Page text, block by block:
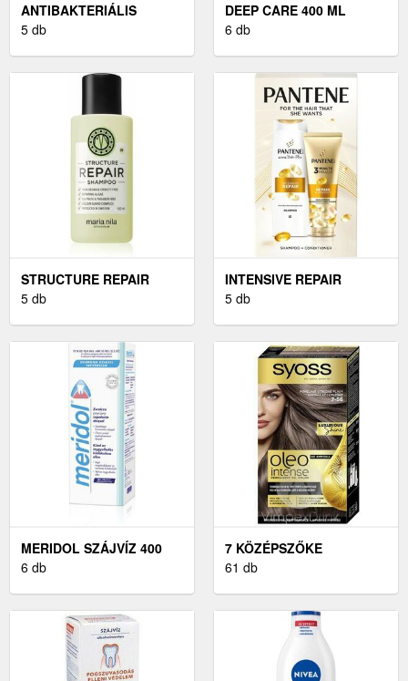
ANTIBAKTERIÁLIS
TUSFÜRDŐ 400 ML
5 db
DEEP CARE 400 ML
6 db
STRUCTURE REPAIR
SAMPON 100 ML
5 db
INTENSIVE REPAIR
SAMPON 400 ML
5 db
MERIDOL SZÁJVÍZ 400
ML
6 db
7 KÖZÉPSZŐKE
61 db